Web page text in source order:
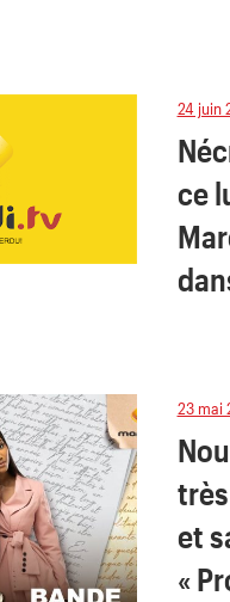
24 juin
ce
23 mai
et
«